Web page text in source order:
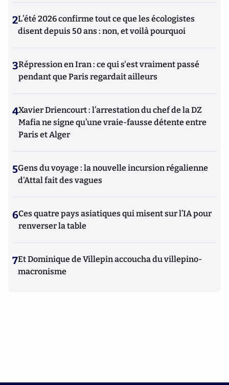
2L’été 2026 confirme tout ce que les écologistes
disent depuis 50 ans : non, et voilà pourquoi
3Répression en Iran : ce qui s'est vraiment passé
pendant que Paris regardait ailleurs
4Xavier Driencourt : l’arrestation du chef de la DZ
Mafia ne signe qu’une vraie-fausse détente entre
Paris et Alger
5Gens du voyage : la nouvelle incursion régalienne
d'Attal fait des vagues
6Ces quatre pays asiatiques qui misent sur l’IA pour
renverser la table
7Et Dominique de Villepin accoucha du villepino-
macronisme